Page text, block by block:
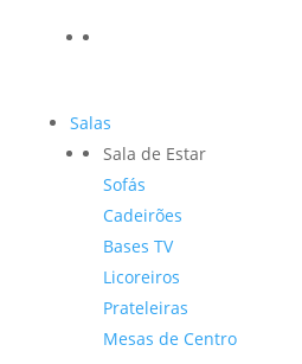
Salas
Sala de Estar
Sofás
Cadeirões
Bases TV
Licoreiros
Prateleiras
Mesas de Centro